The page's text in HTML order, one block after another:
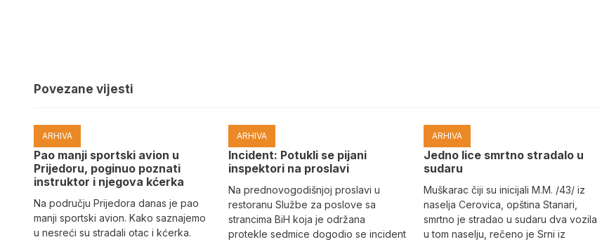
Povezane vijesti
ARHIVA
Pao manji sportski avion u
Prijedoru, poginuo poznati
instruktor i njegova kćerka
Na području Prijedora danas je pao
manji sportski avion. Kako saznajemo
u nesreći su stradali otac i kćerka.
ARHIVA
Incident: Potukli se pijani
inspektori na proslavi
Na prednovogodišnjoj proslavi u
restoranu Službe za poslove sa
strancima BiH koja je održana
protekle sedmice dogodio se incident
ARHIVA
Јedno lice smrtno stradalo u
sudaru
Muškarac čiji su inicijali M.M. /43/ iz
naselja Cerovica, opština Stanari,
smrtno je stradao u sudaru dva vozila
u tom naselju, rečeno je Srni iz